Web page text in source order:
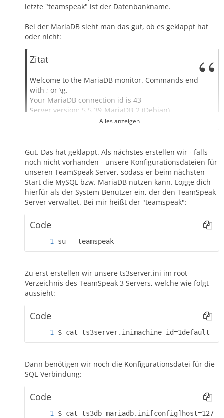
letzte "teamspeak" ist der Datenbankname.
Bei der MariaDB sieht man das gut, ob es geklappt hat
oder nicht:
Zitat
Welcome to the MariaDB monitor. Commands end
with ; or \g.
Your MariaDB connection id is 43
Server version: 5.5.39-MariaDB-2 (Debian)
Type 'help;' or '\h' for help. Type '\c' to clear the
current input statement.
MariaDB [teamspeak] >
Alles anzeigen
Gut. Das hat geklappt. Als nächstes erstellen wir - falls
noch nicht vorhanden - unsere Konfigurationsdateien für
unseren TeamSpeak Server, sodass er beim nächsten
Start die MySQL bzw. MariaDB nutzen kann. Logge dich
hierfür als der System-Benutzer ein, der den TeamSpeak
Server verwaltet. Bei mir heißt der "teamspeak":
Code
su - teamspeak
Zu erst erstellen wir unsere ts3server.ini im root-
Verzeichnis des TeamSpeak 3 Servers, welche wie folgt
aussieht:
Code
$ cat
Dann benötigen wir noch die Konfigurationsdatei für die
SQL-Verbindung:
Code
$ cat